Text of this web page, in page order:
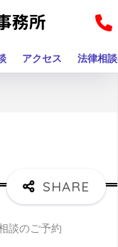
アクセス 法律相
談のご予約